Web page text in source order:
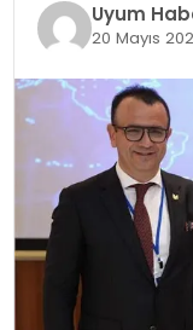
Uyum
20 Mayıs